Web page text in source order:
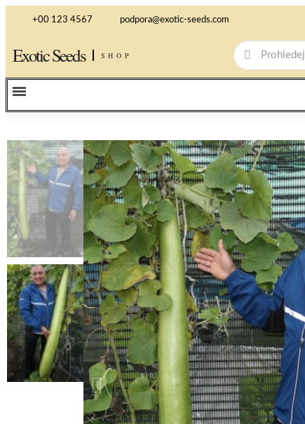
+00 123 4567 podpora@exotic-seeds.com
Exotic Seeds SHOP